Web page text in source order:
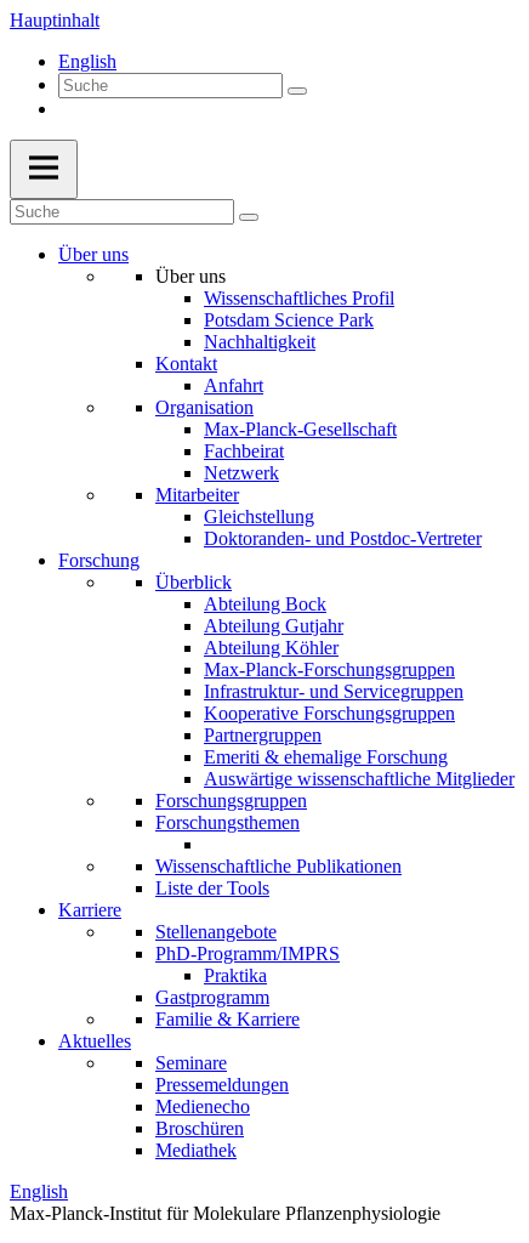
Hauptinhalt
English
Über uns
Über uns
Wissenschaftliches Profil
Potsdam Science Park
Nachhaltigkeit
Kontakt
Anfahrt
Organisation
Max-Planck-Gesellschaft
Fachbeirat
Netzwerk
Mitarbeiter
Gleichstellung
Doktoranden- und Postdoc-Vertreter
Forschung
Überblick
Abteilung Bock
Abteilung Gutjahr
Abteilung Köhler
Max-Planck-Forschungsgruppen
Infrastruktur- und Servicegruppen
Kooperative Forschungsgruppen
Partnergruppen
Emeriti & ehemalige Forschung
Auswärtige wissenschaftliche Mitglieder
Forschungsgruppen
Forschungsthemen
Wissenschaftliche Publikationen
Liste der Tools
Karriere
Stellenangebote
PhD-Programm/IMPRS
Praktika
Gastprogramm
Familie & Karriere
Aktuelles
Seminare
Pressemeldungen
Medienecho
Broschüren
Mediathek
English
Max-Planck-Institut für Molekulare Pflanzenphysiologie